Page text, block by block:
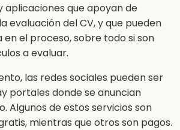
aplicaciones que apoyan de
evaluación del CV, y que pueden
en el proceso, sobre todo si son
a evaluar.
las redes sociales pueden ser
portales donde se anuncian
Algunos de estos servicios son
mientras que otros son pagos.